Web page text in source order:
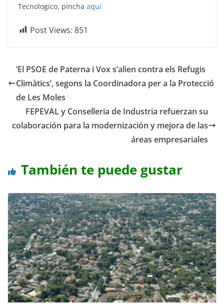
Tecnologico, pincha aquí
Post Views: 851
‘El PSOE de Paterna i Vox s’alien contra els Refugis
Climàtics’, segons la Coordinadora per a la Protecció
de Les Moles
FEPEVAL y Conselleria de Industria refuerzan su
colaboración para la modernización y mejora de las
áreas empresariales
También te puede gustar